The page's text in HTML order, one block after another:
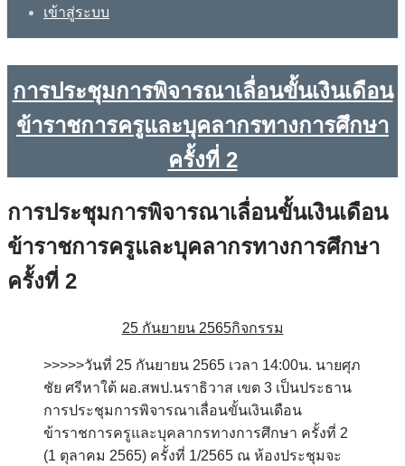
เข้าสู่ระบบ
การประชุมการพิจารณาเลื่อนขั้นเงินเดือน
ข้าราชการครูและบุคลากรทางการศึกษา
ครั้งที่ 2
การประชุมการพิจารณาเลื่อนขั้นเงินเดือน
ข้าราชการครูและบุคลากรทางการศึกษา
ครั้งที่ 2
25 กันยายน 2565กิจกรรม
>>>>>วันที่ 25 กันยายน 2565 เวลา 14:00น. นายศุภ
ชัย ศรีหาใต้ ผอ.สพป.นราธิวาส เขต 3 เป็นประธาน
การประชุมการพิจารณาเลื่อนขั้นเงินเดือน
ข้าราชการครูและบุคลากรทางการศึกษา ครั้งที่ 2
(1 ตุลาคม 2565) ครั้งที่ 1/2565 ณ ห้องประชุมจะ